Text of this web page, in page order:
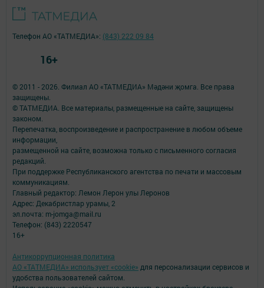
© 2011 - 2026. Филиал АО «ТАТМЕДИА» Мәдәни җомга. Все права
защищены.
© ТАТМЕДИА. Все материалы, размещенные на сайте, защищены
законом.
Перепечатка, воспроизведение и распространение в любом объеме
информации,
размещенной на сайте, возможна только с письменного согласия
редакций.
При поддержке Республиканского агентства по печати и массовым
коммуникациям.
Главный редактор: Лемон Лерон улы Леронов
Адрес: Декабристлар урамы, 2
эл.почта: m-jomga@mail.ru
Телефон: (843) 2220547
16+
Антикоррупционная политика
АО «ТАТМЕДИА» использует «cookie» для персонализации сервисов и
удобства пользователей сайтом.
Телефон АО «ТАТМЕДИА»: (843) 222 09 84
16+